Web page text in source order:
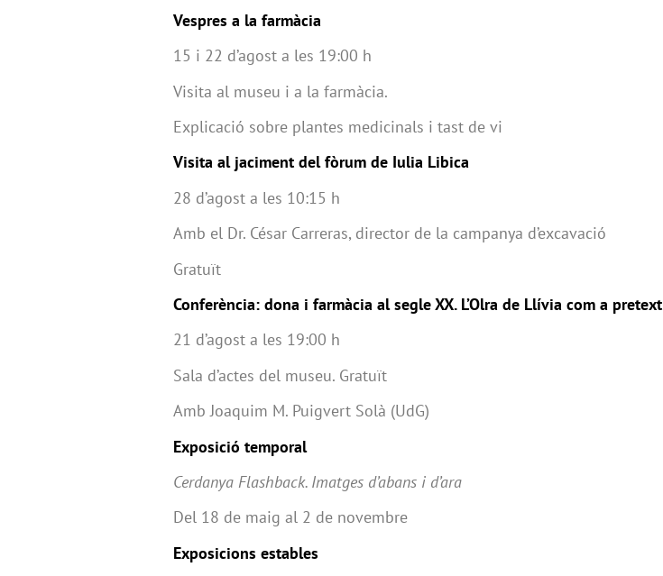
Vespres a la farmàcia
15 i 22 d’agost a les 19:00 h
Visita al museu i a la farmàcia.
Explicació sobre plantes medicinals i tast de vi
Visita al jaciment del fòrum de Iulia Libica
28 d’agost a les 10:15 h
Amb el Dr. César Carreras, director de la campanya d’excavació
Gratuït
Conferència: dona i farmàcia al segle XX. L’Olra de Llívia com a pretext
21 d’agost a les 19:00 h
Sala d’actes del museu. Gratuït
Amb Joaquim M. Puigvert Solà (UdG)
Exposició temporal
Cerdanya Flashback. Imatges d’abans i d’ara
Del 18 de maig al 2 de novembre
Exposicions estables